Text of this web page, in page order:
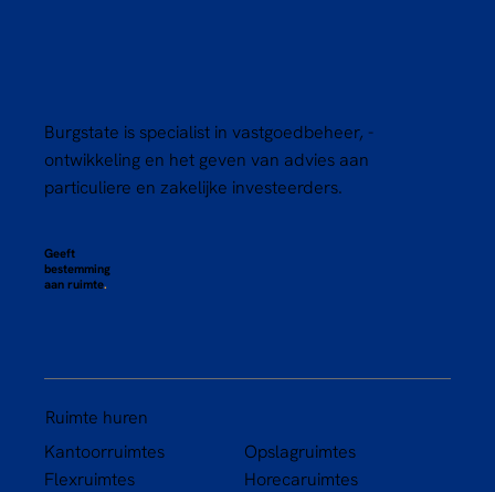
Bouwupdate project Witherenstraat
Burgstate is specialist in vastgoedbeheer, -
ontwikkeling en het geven van advies aan
particuliere en zakelijke investeerders.
Geeft
bestemming
aan ruimte.
Ruimte huren
Kantoorruimtes
Flexruimtes
Opslagruimtes
Horecaruimtes